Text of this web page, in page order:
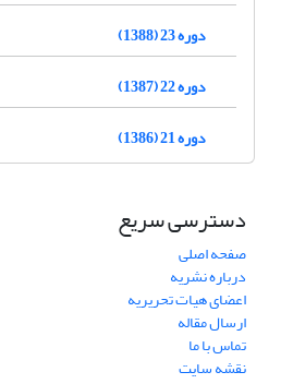
دوره 23 (1388)
دوره 22 (1387)
دوره 21 (1386)
دسترسی سریع
صفحه اصلی
درباره نشریه
اعضای هیات تحریریه
ارسال مقاله
تماس با ما
نقشه سایت